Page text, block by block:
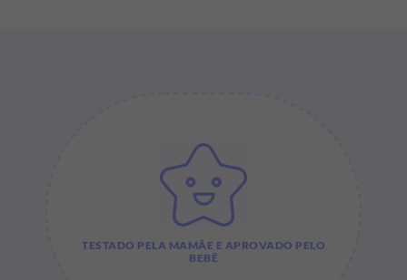
TESTADO PELA MAMÃE E APROVADO PELO
BEBÊ